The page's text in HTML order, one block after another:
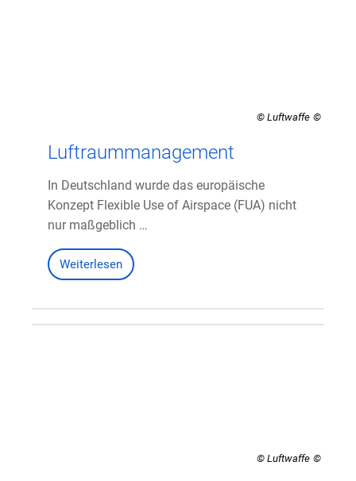
© Luftwaffe
Luftraummanagement
In Deutschland wurde das europäische
Konzept Flexible Use of Airspace (FUA) nicht
nur maßgeblich …
Weiterlesen
© Luftwaffe